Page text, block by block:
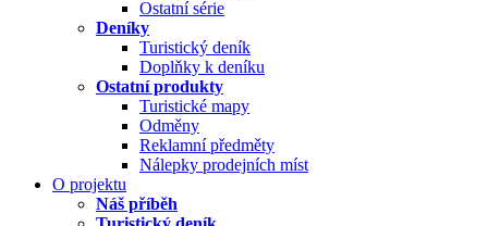
Ostatní série
Deníky
Turistický deník
Doplňky k deníku
Ostatní produkty
Turistické mapy
Odměny
Reklamní předměty
Nálepky prodejních míst
O projektu
Náš příběh